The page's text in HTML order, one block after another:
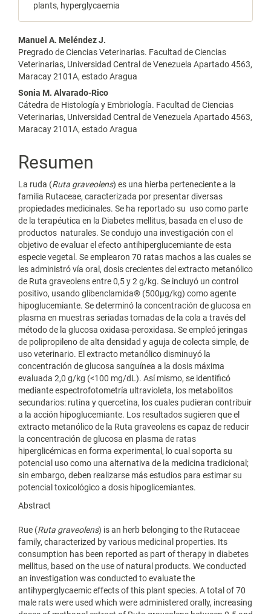
plants, hyperglycaemia
Contenido
principal
del
artículo
Manuel A. Meléndez J.
Pregrado de Ciencias Veterinarias. Facultad de Ciencias
Veterinarias, Universidad Central de Venezuela Apartado 4563,
Maracay 2101A, estado Aragua
Sonia M. Alvarado-Rico
Cátedra de Histología y Embriología. Facultad de Ciencias
Veterinarias, Universidad Central de Venezuela Apartado 4563,
Maracay 2101A, estado Aragua
Resumen
La ruda (Ruta graveolens) es una hierba perteneciente a la
familia Rutaceae, caracterizada por presentar diversas
propiedades medicinales. Se ha reportado su uso como parte
de la terapéutica en la Diabetes mellitus, basada en el uso de
productos naturales. Se condujo una investigación con el
objetivo de evaluar el efecto antihiperglucemiante de esta
especie vegetal. Se emplearon 70 ratas machos a las cuales se
les administró vía oral, dosis crecientes del extracto metanólico
de Ruta graveolens entre 0,5 y 2 g/kg. Se incluyó un control
positivo, usando glibenclamida® (500μg/kg) como agente
hipoglucemiante. Se determinó la concentración de glucosa en
plasma en muestras seriadas tomadas de la cola a través del
método de la glucosa oxidasa-peroxidasa. Se empleó jeringas
de polipropileno de alta densidad y aguja de colecta simple, de
uso veterinario. El extracto metanólico disminuyó la
concentración de glucosa sanguínea a la dosis máxima
evaluada 2,0 g/kg (<100 mg/dL). Así mismo, se identificó
mediante espectrofotometría ultravioleta, los metabolitos
secundarios: rutina y quercetina, los cuales pudieran contribuir
a la acción hipoglucemiante. Los resultados sugieren que el
extracto metanólico de la Ruta graveolens es capaz de reducir
la concentración de glucosa en plasma de ratas
hiperglicémicas en forma experimental, lo cual soporta su
potencial uso como una alternativa de la medicina tradicional;
sin embargo, deben realizarse más estudios para estimar su
potencial toxicológico a dosis hipoglicemiantes.
Abstract
Rue (Ruta graveolens) is an herb belonging to the Rutaceae
family, characterized by various medicinal properties. Its
consumption has been reported as part of therapy in diabetes
mellitus, based on the use of natural products. We conducted
an investigation was conducted to evaluate the
antihyperglycaemic effects of this plant species. A total of 70
male rats were used which were administered orally, increasing